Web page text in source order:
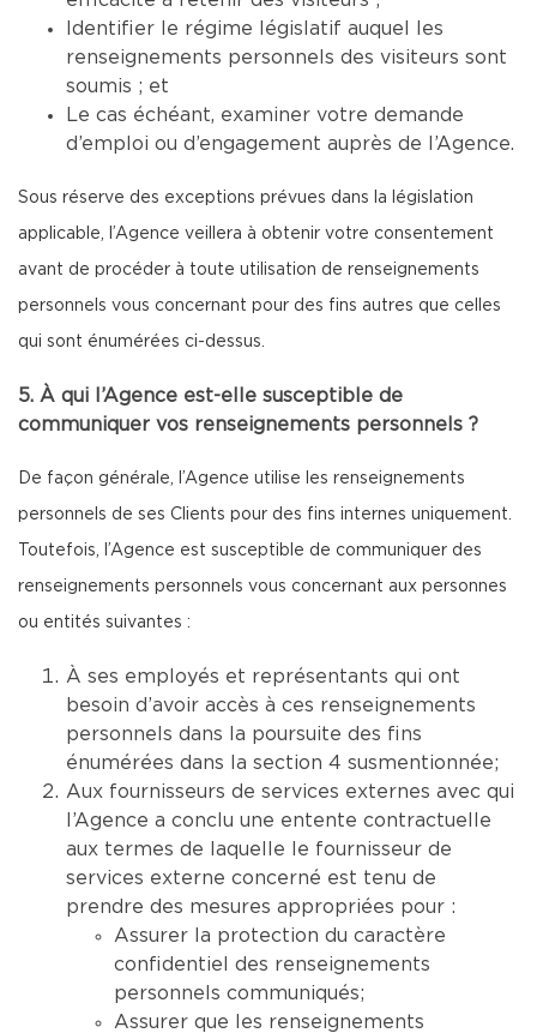
Identifier le régime législatif auquel les
renseignements personnels des visiteurs sont
soumis ; et
Le cas échéant, examiner votre demande
d’emploi ou d’engagement auprès de l’Agence.
Sous réserve des exceptions prévues dans la législation
applicable, l’Agence veillera à obtenir votre consentement
avant de procéder à toute utilisation de renseignements
personnels vous concernant pour des fins autres que celles
qui sont énumérées ci-dessus.
5. À qui l’Agence est-elle susceptible de
communiquer vos renseignements personnels ?
De façon générale, l’Agence utilise les renseignements
personnels de ses Clients pour des fins internes uniquement.
Toutefois, l’Agence est susceptible de communiquer des
renseignements personnels vous concernant aux personnes
ou entités suivantes :
À ses employés et représentants qui ont
besoin d’avoir accès à ces renseignements
personnels dans la poursuite des fins
énumérées dans la section 4 susmentionnée;
Aux fournisseurs de services externes avec qui
l’Agence a conclu une entente contractuelle
aux termes de laquelle le fournisseur de
services externe concerné est tenu de
prendre des mesures appropriées pour :
Assurer la protection du caractère
confidentiel des renseignements
personnels communiqués;
Assurer que les renseignements